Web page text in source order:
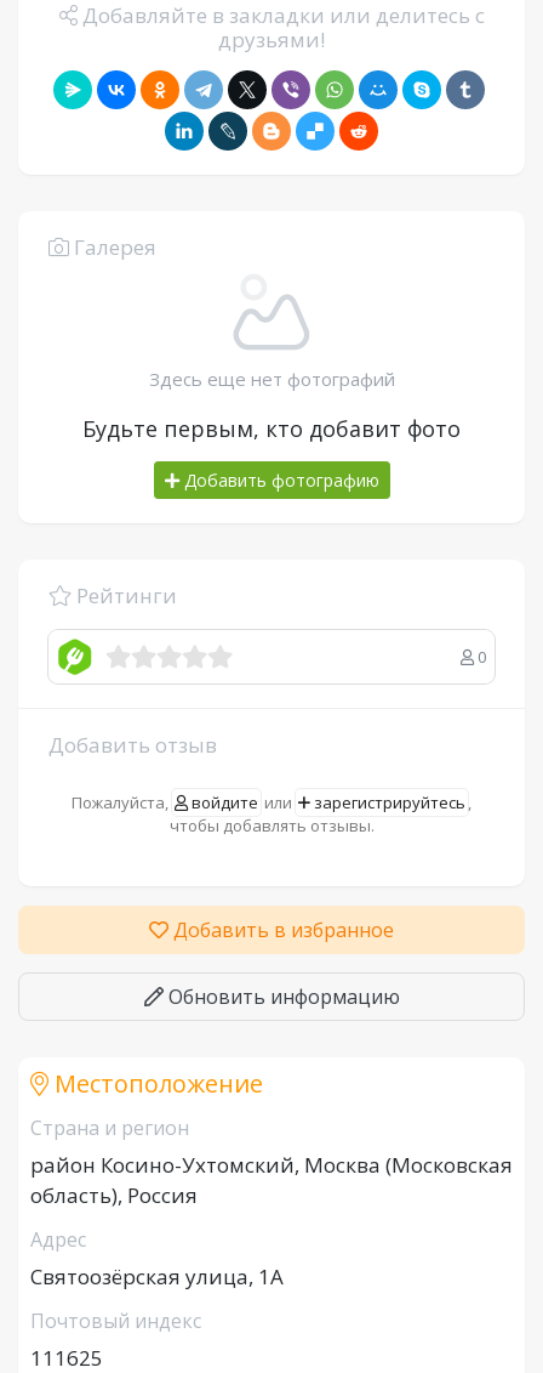
Добавляйте в закладки или делитесь с
друзьями!
Галерея
Здесь еще нет фотографий
Будьте первым, кто добавит фото
Добавить фотографию
Рейтинги
0
Добавить отзыв
Пожалуйста, войдите или зарегистрируйтесь ,
чтобы добавлять отзывы.
Добавить в избранное
Обновить информацию
Местоположение
Страна и регион
район Косино-Ухтомский, Москва (Московская
область), Россия
Адрес
Святоозёрская улица, 1А
Почтовый индекс
111625